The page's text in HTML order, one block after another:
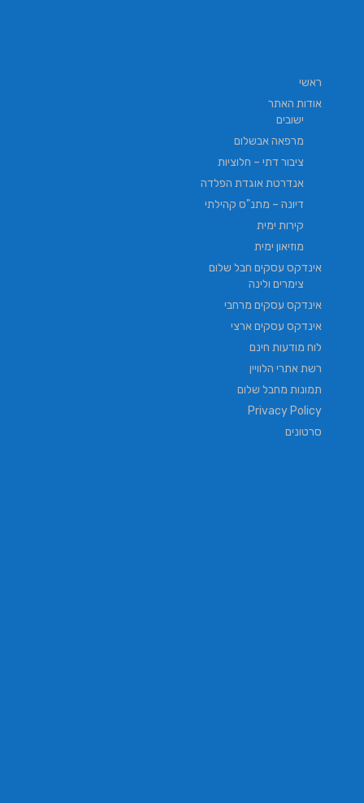
ראשי
אודות האתר
ישובים
מרפאה אבשלום
ציבור דתי – חלוציות
אנדרטת אוגדת הפלדה
דיונה – מתנ"ס קהילתי
קירות ימית
מוזיאון ימית
אינדקס עסקים חבל שלום
צימרים ולינה
אינדקס עסקים מרחבי
אינדקס עסקים ארצי
לוח מודעות חינם
רשת אתרי הלוויין
תמונות מחבל שלום
Privacy Policy
סרטונים